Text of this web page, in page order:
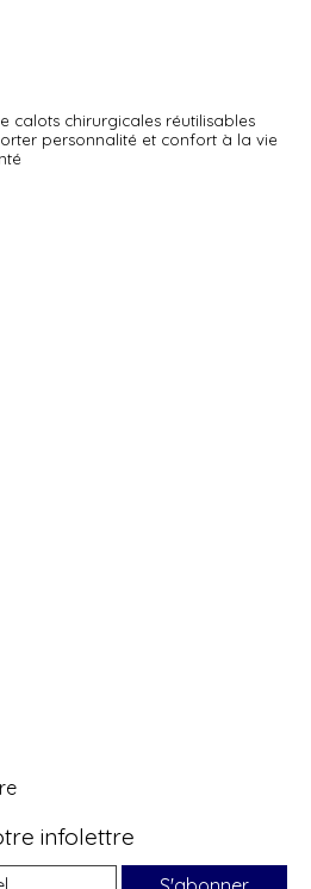
calots chirurgicales réutilisables
personnalité et confort à la vie
infolettre